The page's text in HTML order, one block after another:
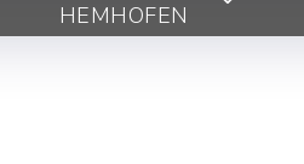
HEMHOFEN